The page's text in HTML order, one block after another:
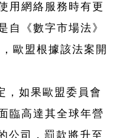
用網絡服務時有更
自《數字市場法》
歐盟根據該法案開
，如果歐盟委員會
臨高達其全球年營
公司，罰款將升至